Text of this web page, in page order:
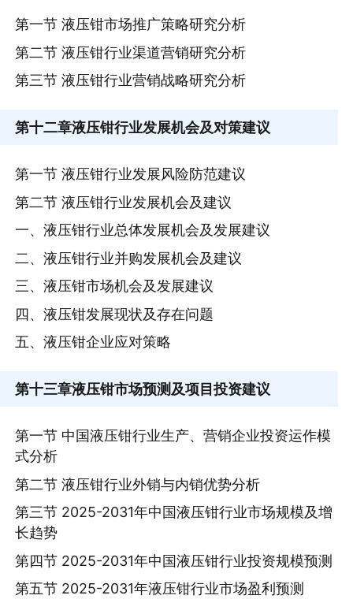
第一节 液压钳市场推广策略研究分析
第二节 液压钳行业渠道营销研究分析
第三节 液压钳行业营销战略研究分析
第十二章液压钳行业发展机会及对策建议
第一节 液压钳行业发展风险防范建议
第二节 液压钳行业发展机会及建议
一、液压钳行业总体发展机会及发展建议
二、液压钳行业并购发展机会及建议
三、液压钳市场机会及发展建议
四、液压钳发展现状及存在问题
五、液压钳企业应对策略
第十三章液压钳市场预测及项目投资建议
第一节 中国液压钳行业生产、营销企业投资运作模
式分析
第二节 液压钳行业外销与内销优势分析
第三节 2025-2031年中国液压钳行业市场规模及增
长趋势
第四节 2025-2031年中国液压钳行业投资规模预测
第五节 2025-2031年液压钳行业市场盈利预测